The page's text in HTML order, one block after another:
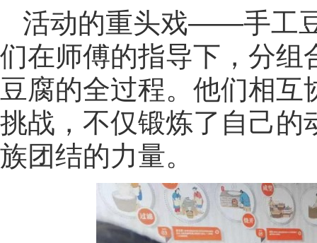
活动的重头戏——手工
们在师傅的指导下，分组
豆腐的全过程。他们相
挑战，不仅锻炼了自己的
族团结的力量。